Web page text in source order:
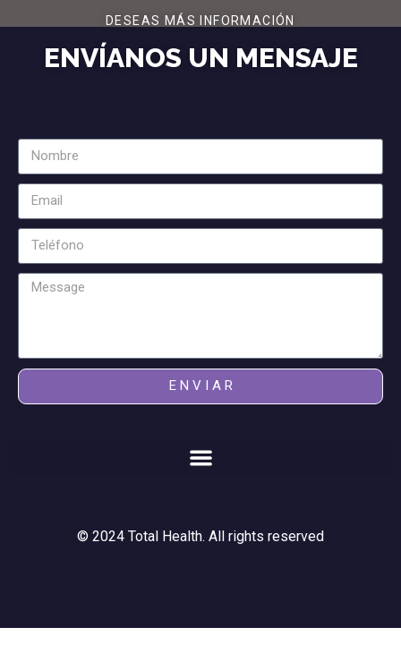
DESEAS MÁS INFORMACIÓN
ENVÍANOS UN MENSAJE
E N V I A R
© 2024 Total Health. All rights reserved